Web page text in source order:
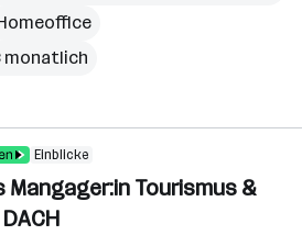
monatlich
Einblicke
Mangager:in Tourismus &